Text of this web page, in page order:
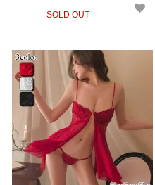
SOLD OUT